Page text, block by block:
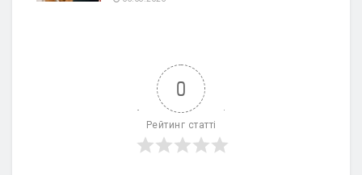
0
Рейтинг статті